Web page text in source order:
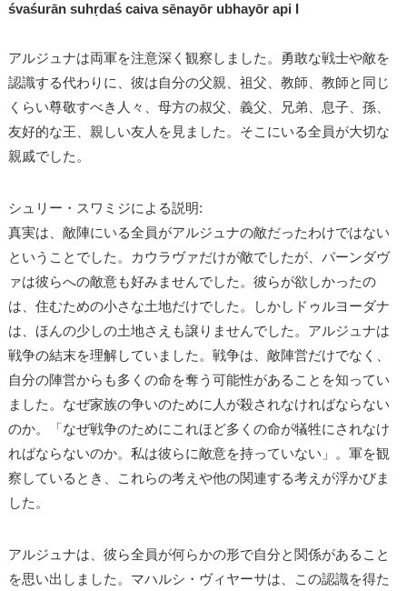
śvaśurān suhṛdaś caiva sēnayōr ubhayōr api I
アルジュナは両軍を注意深く観察しました。勇敢な戦士や敵を
認識する代わりに、彼は自分の父親、祖父、教師、教師と同じ
くらい尊敬すべき人々、母方の叔父、義父、兄弟、息子、孫、
友好的な王、親しい友人を見ました。そこにいる全員が大切な
親戚でした。
シュリー・スワミジによる説明:
真実は、敵陣にいる全員がアルジュナの敵だったわけではない
ということでした。カウラヴァだけが敵でしたが、パーンダヴ
ァは彼らへの敵意も好みませんでした。彼らが欲しかったの
は、住むための小さな土地だけでした。しかしドゥルヨーダナ
は、ほんの少しの土地さえも譲りませんでした。アルジュナは
戦争の結末を理解していました。戦争は、敵陣営だけでなく、
自分の陣営からも多くの命を奪う可能性があることを知ってい
ました。なぜ家族の争いのために人が殺されなければならない
のか。「なぜ戦争のためにこれほど多くの命が犠牲にされなけ
ればならないのか。私は彼らに敵意を持っていない」。軍を観
察しているとき、これらの考えや他の関連する考えが浮かびま
した。
アルジュナは、彼ら全員が何らかの形で自分と関係があること
を思い出しました。マハルシ・ヴィヤーサは、この認識を得た